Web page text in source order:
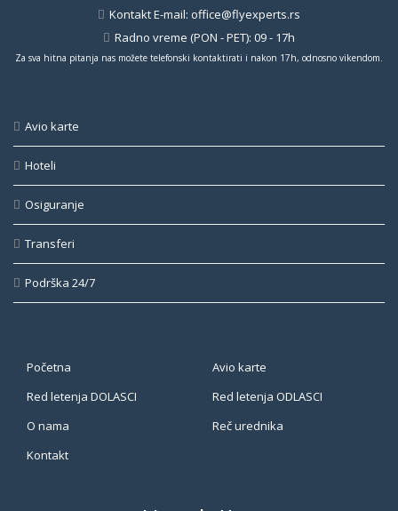
Kontakt E-mail: office@flyexperts.rs
Radno vreme (PON - PET): 09 - 17h
Za sva hitna pitanja nas možete telefonski kontaktirati i nakon 17h, odnosno vikendom.
Avio karte
Hoteli
Osiguranje
Transferi
Podrška 24/7
Početna
Avio karte
Red letenja DOLASCI
Red letenja ODLASCI
O nama
Reč urednika
Kontakt